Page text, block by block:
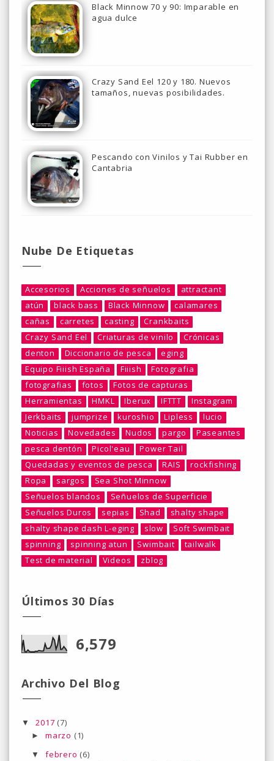
Black Minnow 70 y 90: Imparable en
agua dulce
Crazy Sand Eel 120 y 180. Nuevos
tamaños, nuevas posibilidades.
Pescando con Vinilos y Tai Rubber en
Cantabria
Nube De Etiquetas
Accesorios Acciones de señuelos
attractant
atún
black bass Black Minnow
calamares
cañas
carretes casting
Crankbaits
Crazy Sand Eel
Criaturas de vinilo
Crónicas
denton
Diccionario de pesca
eging
Equipo Fiiish España
Fiiish
Fotografia
fotografias
fotos
Fotos de capturas
Herramientas
HMKL Iberux IFTTT
Instagram
Jerkbaits
jumprize kuroshio Lipless
lucio
Noticias
Novedades Nudos pargo
Paseantes
pesca dentón
Picol'eau
Power Tail
Quedadas y eventos de pesca
RAIS
rockfishing
Ropa
sargos
Sea Shot Minnow
Señuelos blandos
Señuelos de Superficie
Señuelos Duros
sepias Shad
shalty shape
shalty shape dash L-eging
slow
Soft Swimbait
spinning
spinning atun Swimbait
tailwalk
Test de material
Videos zblog
Últimos 30 Días
6,579
Archivo Del Blog
▼2017 (7)
► marzo (1)
▼ febrero (6)